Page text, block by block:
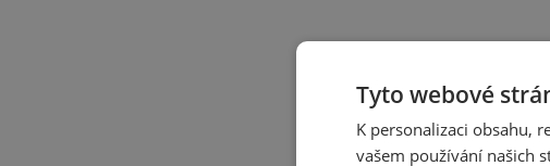
Tyto webové
K personalizaci obsahu,
vašem používání našich